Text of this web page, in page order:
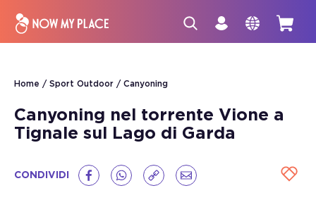
Home Sport Outdoor Canyoning
Canyoning nel torrente Vione a
Tignale sul Lago di Garda
CONDIVIDI